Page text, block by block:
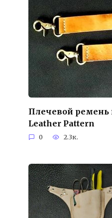
Плечевой ремень
Leather Pattern
0 2.3к.